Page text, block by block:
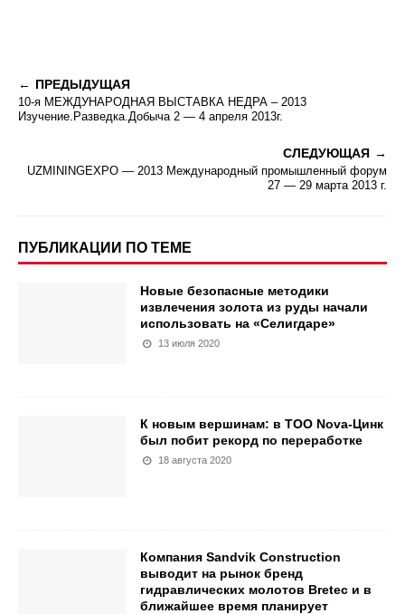
ПРЕДЫДУЩАЯ
10-я МЕЖДУНАРОДНАЯ ВЫСТАВКА НЕДРА – 2013
Изучение.Разведка.Добыча 2 — 4 апреля 2013г.
СЛЕДУЮЩАЯ
UZMININGEXPO — 2013 Международный промышленный форум
27 — 29 марта 2013 г.
ПУБЛИКАЦИИ ПО ТЕМЕ
Новые безопасные методики
извлечения золота из руды начали
использовать на «Селигдаре»
13 июля 2020
К новым вершинам: в ТОО Nova-Цинк
был побит рекорд по переработке
18 августа 2020
Компания Sandvik Construction
выводит на рынок бренд
гидравлических молотов Bretec и в
ближайшее время планирует